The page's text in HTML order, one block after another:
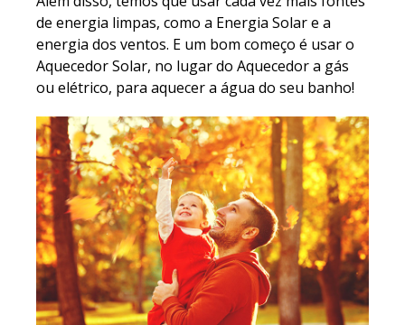
de energia limpas, como a Energia Solar e a
energia dos ventos. E um bom começo é usar o
Aquecedor Solar, no lugar do Aquecedor a gás
ou elétrico, para aquecer a água do seu banho!